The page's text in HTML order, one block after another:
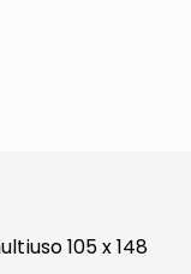
105 x 148